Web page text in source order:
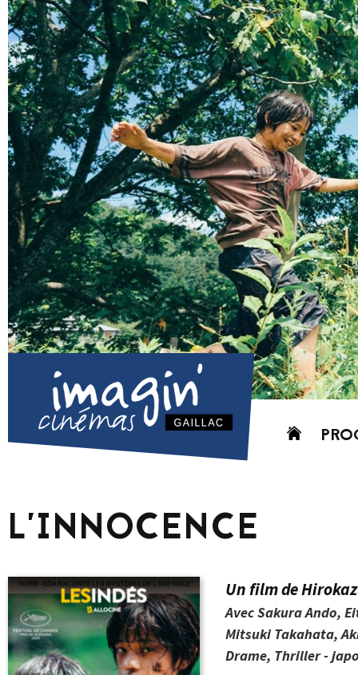
Aller
L’INNOCENCE
Un film de
Avec Sakura Ando,
Mitsuki Takahata,
Drame, Thriller -